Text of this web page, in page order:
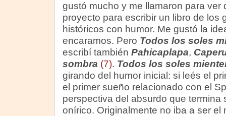
gustó mucho y me llamaron para ver
proyecto para escribir un libro de los
históricos con humor. Me gustó la
encaramos. Pero Todos los soles
escribí también Pahicaplapa,
sombra (7). Todos los soles
girando del humor inicial: si leés el
el primer sueño relacionado con el
perspectiva del absurdo que termina
onírico. Originalmente no iba a ser el